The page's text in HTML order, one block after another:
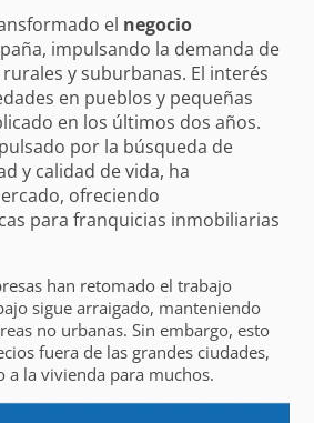
el negocio
impulsando la demanda de
y suburbanas. El interés
en pueblos y pequeñas
en los últimos dos años.
por la búsqueda de
y calidad de vida, ha
ofreciendo
para franquicias inmobiliarias
han retomado el trabajo
sigue arraigado, manteniendo
no urbanas. Sin embargo, esto
fuera de las grandes ciudades,
a la vivienda para muchos.